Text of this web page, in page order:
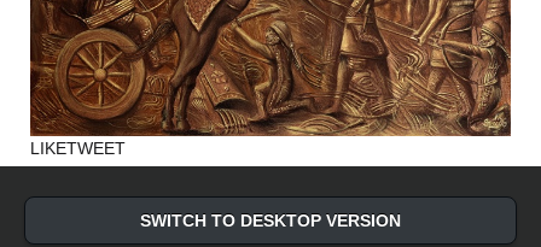
LIKETWEET
SWITCH TO DESKTOP VERSION